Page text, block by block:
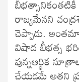
రాజ్యమేనని
చెప్పాడు.
విషాద బీభత్స
వున్నఆర్ధిక
చేయడమే అతని